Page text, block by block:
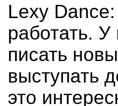
Lexy
работать.
писать
выступать
это